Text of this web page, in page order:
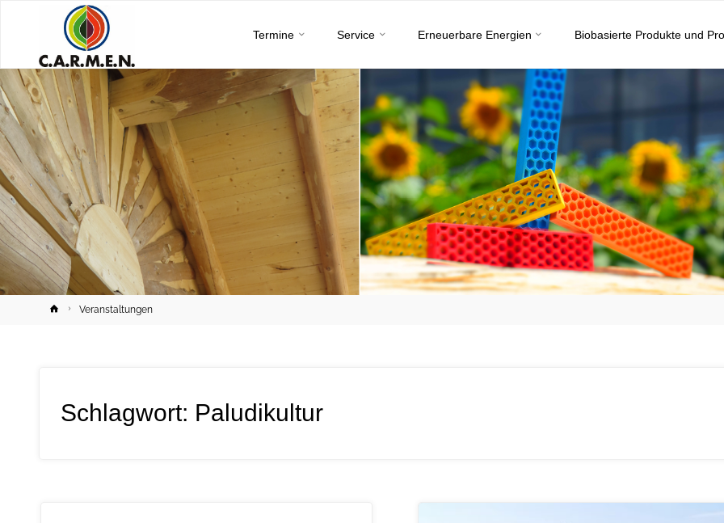
content
Termine Service Erneuerbare Energien Biobasierte Produkte und
HomeVeranstaltungen
Schlagwort: Paludikultur